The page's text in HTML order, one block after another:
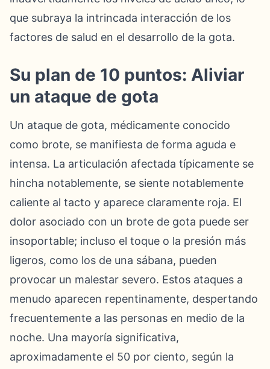
que subraya la intrincada interacción de los
factores de salud en el desarrollo de la gota.
Su plan de 10 puntos: Aliviar
un ataque de gota
Un ataque de gota, médicamente conocido
como brote, se manifiesta de forma aguda e
intensa. La articulación afectada típicamente se
hincha notablemente, se siente notablemente
caliente al tacto y aparece claramente roja. El
dolor asociado con un brote de gota puede ser
insoportable; incluso el toque o la presión más
ligeros, como los de una sábana, pueden
provocar un malestar severo. Estos ataques a
menudo aparecen repentinamente, despertando
frecuentemente a las personas en medio de la
noche. Una mayoría significativa,
aproximadamente el 50 por ciento, según la